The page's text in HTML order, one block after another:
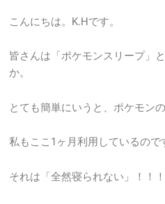
こんにちは。K.Hです。
皆さんは「ポケモンスリープ」
か。
とても簡単にいうと、ポケモン
私もここ1ヶ月利用しているので
それは「全然寝られない」！！！